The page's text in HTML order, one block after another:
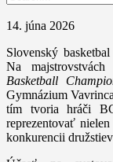
14. júna 2026
Slovenský
Na
Basketball
Gymnázium
tím tvoria hráči
reprezentovať
konkurencii